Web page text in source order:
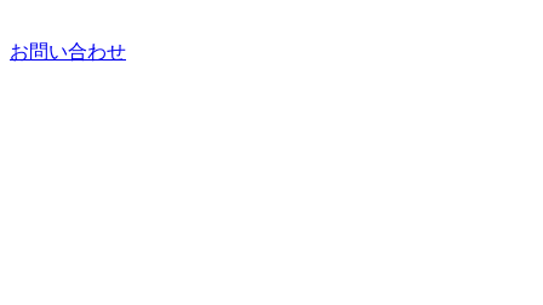
お問い合わせ